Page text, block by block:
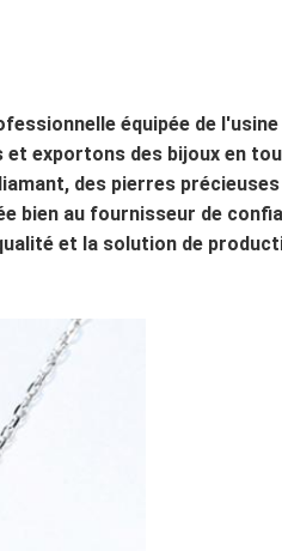
équipée de l'usine
et exportons des bijoux en
des pierres précieuses
bien au fournisseur de
et la solution de